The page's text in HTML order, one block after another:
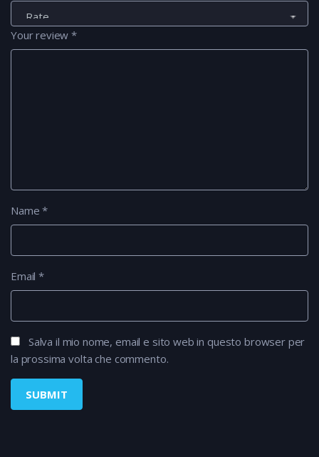
Your review*
Name*
Email*
Salva il mio nome, email e sito web in questo browser per
la prossima volta che commento.